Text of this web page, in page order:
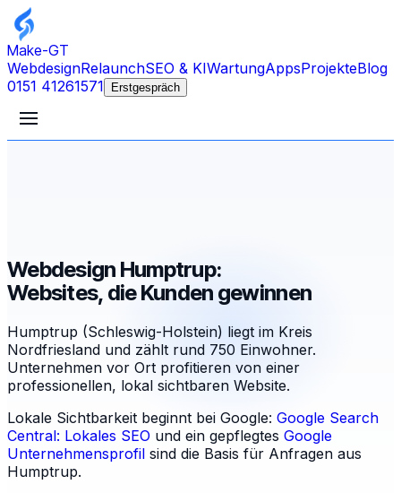
Make-GT
WebdesignRelaunchSEO & KIWartungAppsProjekteBlog
0151 41261571
Erstgespräch
Webdesign Humptrup:
Websites, die Kunden gewinnen
Humptrup (Schleswig-Holstein) liegt im Kreis
Nordfriesland und zählt rund 750 Einwohner.
Unternehmen vor Ort profitieren von einer
professionellen, lokal sichtbaren Website.
Lokale Sichtbarkeit beginnt bei Google: Google Search
Central: Lokales SEO und ein gepflegtes Google
Unternehmensprofil sind die Basis für Anfragen aus
Humptrup.